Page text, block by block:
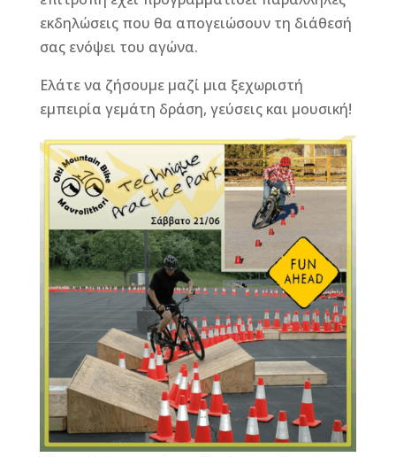
εκδηλώσεις που θα απογειώσουν τη διάθεσή
σας ενόψει του αγώνα.
Ελάτε να ζήσουμε μαζί μια ξεχωριστή
εμπειρία γεμάτη δράση, γεύσεις και μουσική!